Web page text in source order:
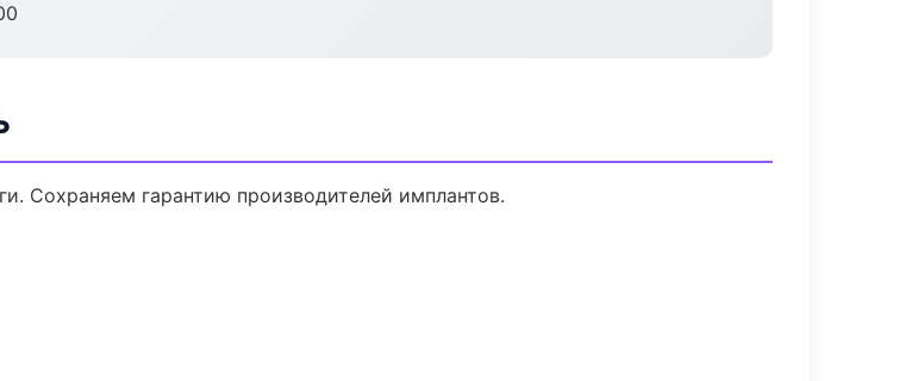
Сохраняем гарантию производителей имплантов.